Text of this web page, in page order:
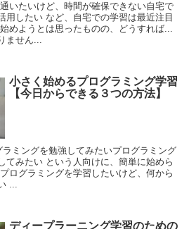
いたいけど、時間が確保できない自宅で
用したい など、自宅での学習は最近注目
めようとは思ったものの、どうすれば...
ません...
小さく始めるプログラミング学習
【今日からできる３つの方法】
ミングを勉強してみたいプログラミング
てみたい という人向けに、簡単に始めら
ログラミングを学習したいけど、何から
...
ディープラーニング学習のための